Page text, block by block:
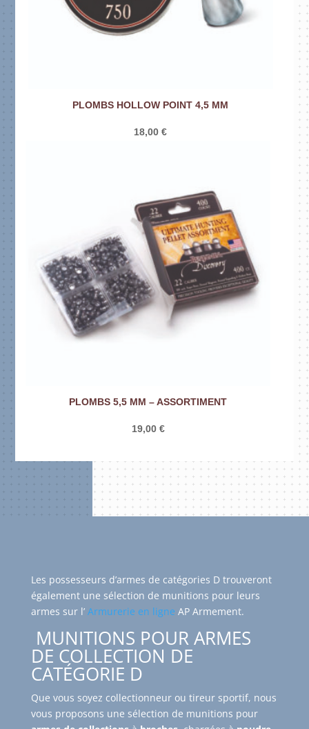
PLOMBS HOLLOW POINT 4,5 MM
18,00€
PLOMBS 5,5 MM – ASSORTIMENT
19,00 €
Les possesseurs d’armes de catégories D trouveront
également une sélection de munitions pour leurs
armes sur l’ Armurerie en ligne AP Armement.
MUNITIONS POUR ARMES
DE COLLECTION DE
CATÉGORIE D
Que vous soyez collectionneur ou tireur sportif, nous
vous proposons une sélection de munitions pour